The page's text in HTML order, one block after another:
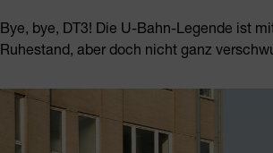
Bye, bye, DT3! Die U-Bahn-Legende ist
Ruhestand, aber doch nicht ganz